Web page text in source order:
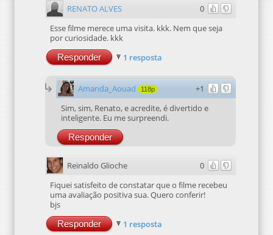
0
RENATO ALVES
Esse filme merece uma visita. kkk. Nem que seja
por curiosidade. kkk
Responder 1 resposta
+1
Amanda_Aouad 118p
Sim, sim, Renato, e acredite, é divertido e
inteligente. Eu me surpreendi.
Responder
0
Reinaldo Glioche
Fiquei satisfeito de constatar que o filme recebeu
uma avaliação positiva sua. Quero conferir!
bjs
Responder 1 resposta